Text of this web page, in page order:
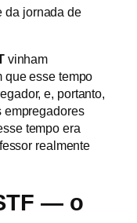
da jornada de
vinham
que esse tempo
e, portanto,
empregadores
tempo era
realmente
— o